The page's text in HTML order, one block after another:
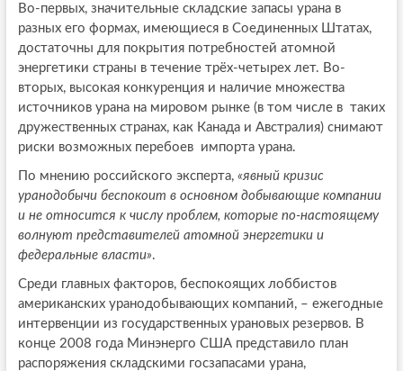
Во-первых, значительные складские запасы урана в
разных его формах, имеющиеся в Соединенных Штатах,
достаточны для покрытия потребностей атомной
энергетики страны в течение трёх-четырех лет. Во-
вторых, высокая конкуренция и наличие множества
источников урана на мировом рынке (в том числе в таких
дружественных странах, как Канада и Австралия) снимают
риски возможных перебоев импорта урана.
По мнению российского эксперта, «явный кризис
уранодобычи беспокоит в основном добывающие компании
и не относится к числу проблем, которые по-настоящему
волнуют представителей атомной энергетики и
федеральные власти».
Среди главных факторов, беспокоящих лоббистов
американских уранодобывающих компаний, – ежегодные
интервенции из государственных урановых резервов. В
конце 2008 года Минэнерго США представило план
распоряжения складскими госзапасами урана,